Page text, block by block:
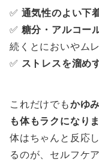
✅ 通気性のよい下
✅ 糖分・アルコー
続くとにおいやム
✅ ストレスを溜め
これだけでもかゆ
も体もラクになり
体はちゃんと反応
るのが、セルフケ